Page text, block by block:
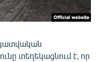
տեղեկացնում է, որ